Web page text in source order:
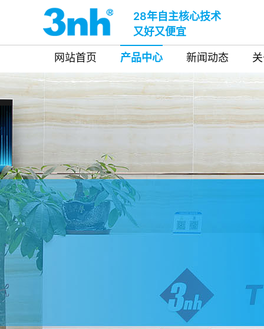
28年自主核心技术
又好又便宜
网站首页 产品中心 新闻动态